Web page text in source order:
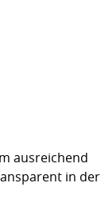
ausreichend
in der